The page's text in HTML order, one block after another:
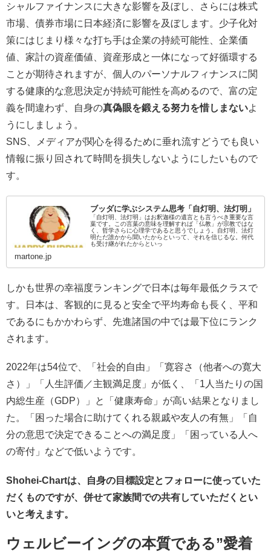
シャルファイナンスに大きな影響を及ぼし、さらには株式
市場、債券市場に日本経済に影響を及ぼします。少子化対
策にはじまり様々な打ち手は企業の持続可能性、企業価
値、家計の資産価値、資産形成と一体になって好循環する
ことが期待されますが、個人のパーソナルフィナンスに関
する健康的な意思決定が持続可能性を高めるので、富の定
義を間違わず、自身の真偽眼を鍛える努力を惜しまないよ
うにしましょう。
SNS、メディアが関心を得るために垂れ流すどうでも良い
情報に振り回されて時間を損失しないようにしたいもので
す。
ブッダに学ぶシステム思考「自灯明、法灯明」
「自灯明、法灯明」はお釈迦様の遺言とも言うべき重要な言
葉です。この言葉の意味を理解すれば「仏教」が宗教ではな
く、哲学さらに心理学であると思うでしょう。自灯明、法灯
明ただ誰かから聞いたからといって、それを信じるな。何代
も受け継がれたからといっ
martone.jp
しかも世界の幸福度ランキングで日本は毎年最低クラスで
す。日本は、客観的に見ると安全で平均寿命も長く、平和
であるにもかかわらず、先進諸国の中では最下位にランク
されます。
2022年は54位で、「社会的自由」「寛容さ（他者への寛大
さ）」「人生評価／主観満足度」が低く、「1人当たりの国
内総生産（GDP）」と「健康寿命」が高い結果となりまし
た。「困った場合に助けてくれる親戚や友人の有無」「自
分の意思で決定できることへの満足度」「困っている人へ
の寄付」などで低いようです。
Shohei-Chartは、自身の目標設定とフォローに使っていた
だくものですが、併せて家族間での共有していただくとい
いと考えます。
ウェルビーイングの本質である”愛着